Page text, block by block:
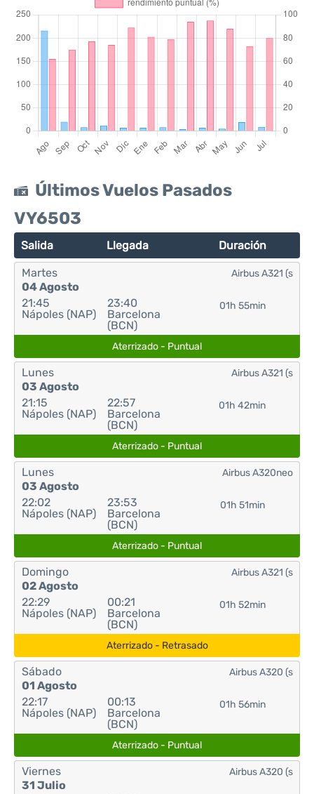
Últimos Vuelos Pasados
VY6503
Salida Llegada Duración
Martes
04 Agosto
21:45
Nápoles (NAP)
23:40
Barcelona
(BCN)
01h 55min
Airbus A321 (s
Aterrizado - Puntual
Lunes
03 Agosto
21:15
Nápoles (NAP)
22:57
Barcelona
(BCN)
01h 42min
Airbus A321 (s
Aterrizado - Puntual
Lunes
03 Agosto
22:02
Nápoles (NAP)
23:53
Barcelona
(BCN)
01h 51min
Airbus A320neo
Aterrizado - Puntual
Domingo
02 Agosto
22:29
Nápoles (NAP)
00:21
Barcelona
(BCN)
01h 52min
Airbus A321 (s
Aterrizado - Retrasado
Sábado
01 Agosto
22:17
Nápoles (NAP)
00:13
Barcelona
(BCN)
01h 56min
Airbus A320 (s
Aterrizado - Puntual
Viernes
31 Julio
Airbus A320 (s